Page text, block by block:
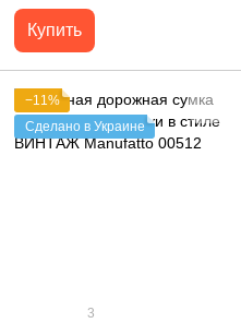
Купить
−11%
Сделано в Украине
3